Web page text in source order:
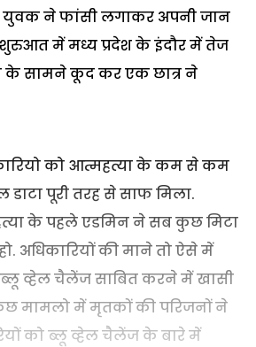
ने फांसी लगाकर अपनी जान
में मध्य प्रदेश के इंदौर में तेज
के सामने कूद कर एक छात्र ने
को आत्महत्या के कम से कम
पूरी तरह से साफ मिला.
के पहले एडमिन ने सब कुछ मिटा
अधिकारियों की माने तो ऐसे में
व्हेल चैलेंज साबित करने में खासी
मामलो में मृतकों की परिजनों ने
को ब्लू व्हेल चैलेंज के बारे में